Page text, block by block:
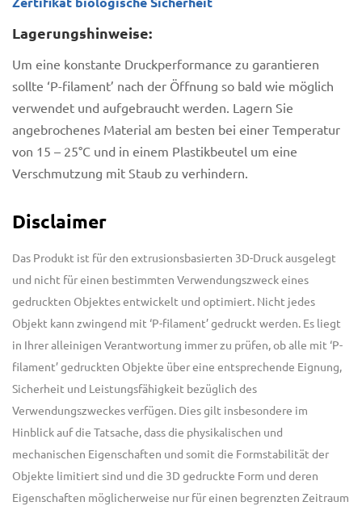
Lagerungshinweise:
Um eine konstante Druckperformance zu garantieren
sollte ‘P-filament’ nach der Öffnung so bald wie möglich
verwendet und aufgebraucht werden. Lagern Sie
angebrochenes Material am besten bei einer Temperatur
von 15 – 25°C und in einem Plastikbeutel um eine
Verschmutzung mit Staub zu verhindern.
Disclaimer
Das Produkt ist für den extrusionsbasierten 3D-Druck ausgelegt
und nicht für einen bestimmten Verwendungszweck eines
gedruckten Objektes entwickelt und optimiert. Nicht jedes
Objekt kann zwingend mit ‘P-filament’ gedruckt werden. Es liegt
in Ihrer alleinigen Verantwortung immer zu prüfen, ob alle mit ‘P-
filament’ gedruckten Objekte über eine entsprechende Eignung,
Sicherheit und Leistungsfähigkeit bezüglich des
Verwendungszweckes verfügen. Dies gilt insbesondere im
Hinblick auf die Tatsache, dass die physikalischen und
mechanischen Eigenschaften und somit die Formstabilität der
Objekte limitiert sind und die 3D gedruckte Form und deren
Eigenschaften möglicherweise nur für einen begrenzten Zeitraum